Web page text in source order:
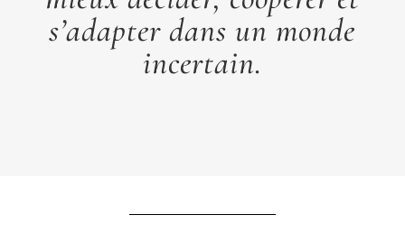
s’adapter dans un monde
incertain.